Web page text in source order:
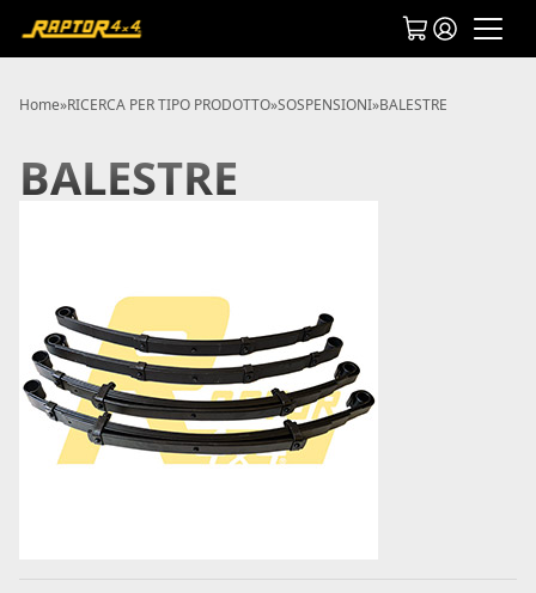
Home»RICERCA PER TIPO PRODOTTO»SOSPENSIONI»BALESTRE
BALESTRE